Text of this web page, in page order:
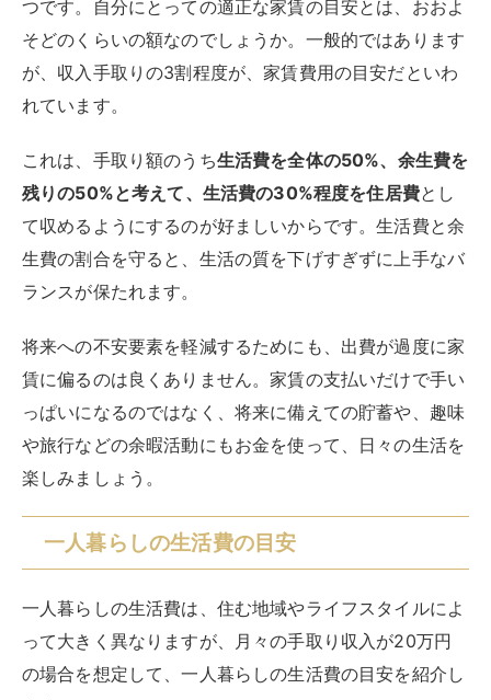
つです。自分にとっての適正な家賃の目安とは、おおよ
そどのくらいの額なのでしょうか。一般的ではあります
が、収入手取りの3割程度が、家賃費用の目安だといわ
れています。
これは、手取り額のうち生活費を全体の50%、余生費を
残りの50%と考えて、生活費の30%程度を住居費とし
て収めるようにするのが好ましいからです。生活費と余
生費の割合を守ると、生活の質を下げすぎずに上手なバ
ランスが保たれます。
将来への不安要素を軽減するためにも、出費が過度に家
賃に偏るのは良くありません。家賃の支払いだけで手い
っぱいになるのではなく、将来に備えての貯蓄や、趣味
や旅行などの余暇活動にもお金を使って、日々の生活を
楽しみましょう。
一人暮らしの生活費の目安
一人暮らしの生活費は、住む地域やライフスタイルによ
って大きく異なりますが、月々の手取り収入が20万円
の場合を想定して、一人暮らしの生活費の目安を紹介し